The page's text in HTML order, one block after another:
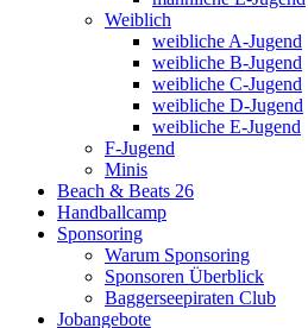
Weiblich
weibliche A-Jugend
weibliche B-Jugend
weibliche C-Jugend
weibliche D-Jugend
weibliche E-Jugend
F-Jugend
Minis
Beach & Beats 26
Handballcamp
Sponsoring
Warum Sponsoring
Sponsoren Überblick
Baggerseepiraten Club
Jobangebote